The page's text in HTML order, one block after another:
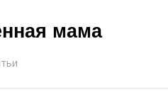
мама